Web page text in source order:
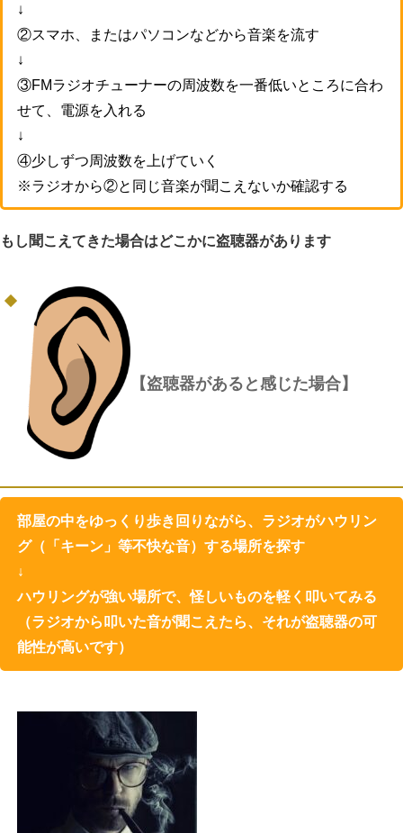
↓
②スマホ、またはパソコンなどから音楽を流す
↓
③FMラジオチューナーの周波数を一番低いところに合わ
せて、電源を入れる
↓
④少しずつ周波数を上げていく
※ラジオから②と同じ音楽が聞こえないか確認する
もし聞こえてきた場合はどこかに盗聴器があります
【盗聴器があると感じた場合】
部屋の中をゆっくり歩き回りながら、ラジオがハウリン
グ（「キーン」等不快な音）する場所を探す
↓
ハウリングが強い場所で、怪しいものを軽く叩いてみる
（ラジオから叩いた音が聞こえたら、それが盗聴器の可
能性が高いです）